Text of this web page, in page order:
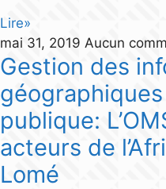
Lire»
mai 31, 2019 Aucun
Gestion des
publique:
acteurs de
Lomé